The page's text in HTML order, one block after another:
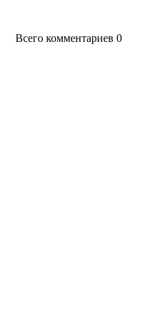
Всего комментариев 0